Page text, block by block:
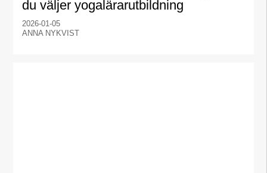
du väljer yogalärarutbildning
2026-01-05
ANNA NYKVIST